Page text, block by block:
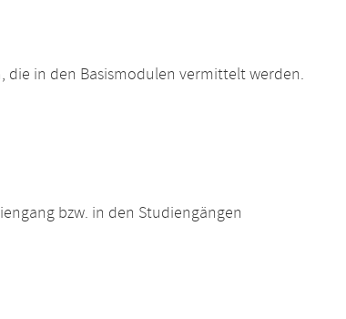
die in den Basismodulen vermittelt werden.
bzw. in den Studiengängen